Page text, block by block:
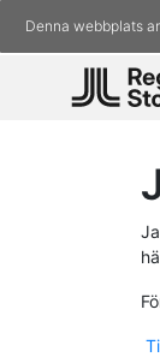
Denna webbplats